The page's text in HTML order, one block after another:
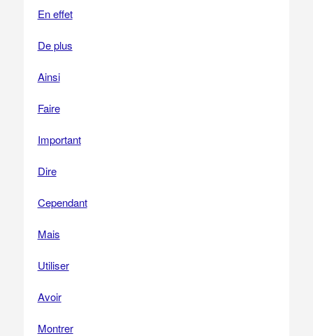
En effet
De plus
Ainsi
Faire
Important
Dire
Cependant
Mais
Utiliser
Avoir
Montrer